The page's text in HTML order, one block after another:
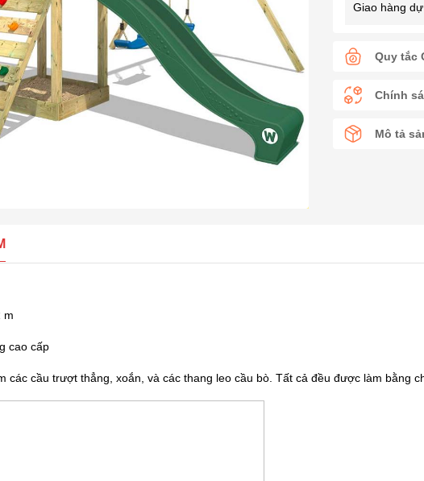
Giao hàng
Quy tắc
Chính
Mô tả
m
cao cấp
các cầu trượt thẳng, xoắn, và các thang leo cầu bò. Tất cả đều được làm bằng